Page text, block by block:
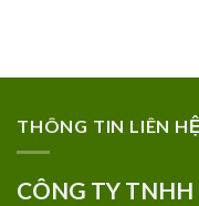
THÔNG TIN LIÊN HỆ
CÔNG TY